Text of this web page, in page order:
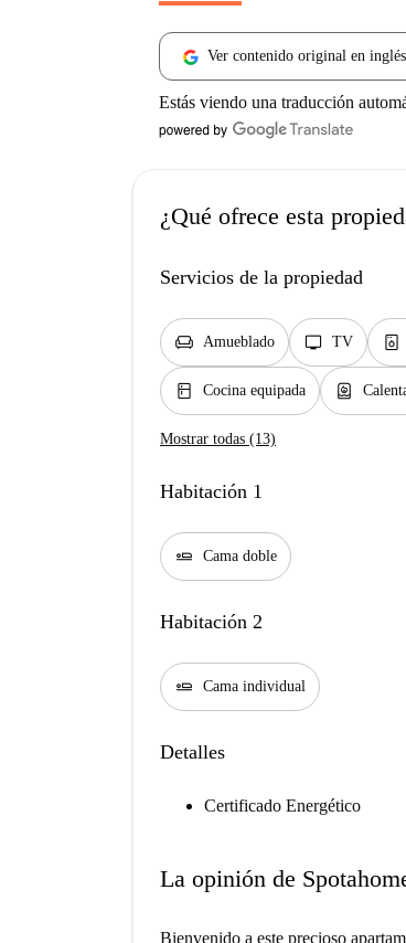
Ver contenido original en inglés
Estás viendo una traducción
¿Qué ofrece esta
Servicios de la propiedad
chair Amueblado tv TV dishwasher_gen
kitchen Cocina equipada water_heater
Mostrar todas (13)
Habitación 1
airline_seat_flat Cama doble
Habitación 2
airline_seat_flat Cama individual
Detalles
Certificado Energético
La opinión de
Bienvenido a este precioso